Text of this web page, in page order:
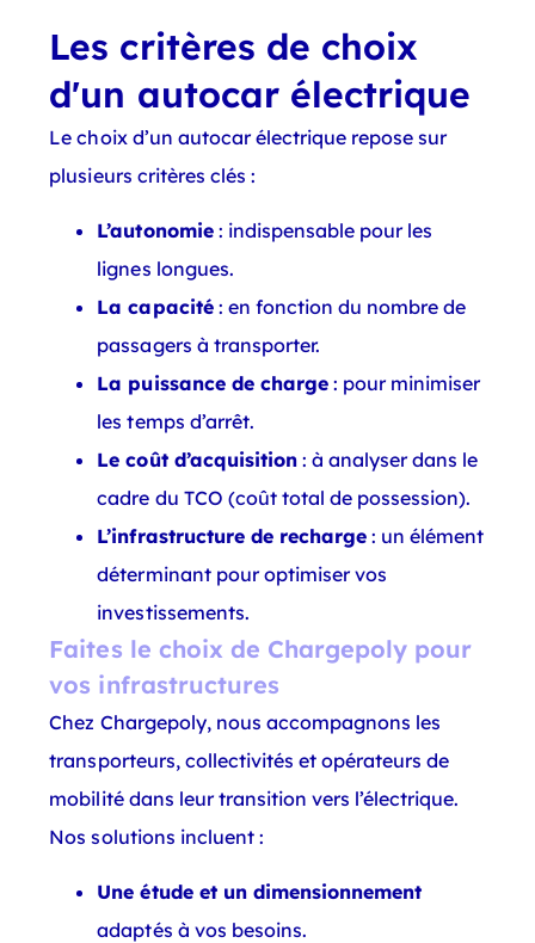
Les critères de choix
d'un autocar électrique
Le choix d’un autocar électrique repose sur
plusieurs critères clés :
L’autonomie: indispensable pour les
lignes longues.
La capacité: en fonction du nombre de
passagers à transporter.
La puissance de charge: pour minimiser
les temps d’arrêt.
Le coût d’acquisition: à analyser dans le
cadre du TCO (coût total de possession).
L’infrastructure de recharge: un élément
déterminant pour optimiser vos
investissements.
Faites le choix de Chargepoly pour
vos infrastructures
Chez Chargepoly, nous accompagnons les
transporteurs, collectivités et opérateurs de
mobilité dans leur transition vers l’électrique.
Nos solutions incluent :
Une étude et un dimensionnement
adaptés à vos besoins.